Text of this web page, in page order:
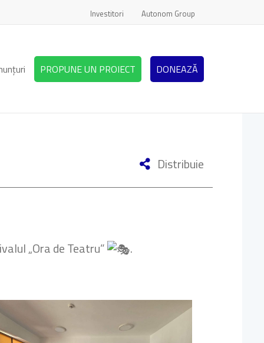
Investitori Autonom Group
PROPUNE UN PROIECT DONEAZĂ
Distribuie
„Ora de Teatru” .